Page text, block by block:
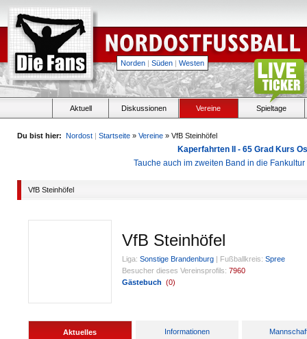
Norden | Süden | Westen
Aktuell Diskussionen Vereine Spieltage
Du bist hier: Nordost | Startseite » Vereine » VfB Steinhöfel
Kaperfahrten II - 65 Grad Kurs
Tauche auch im zweiten Band in die
VfB Steinhöfel
VfB Steinhöfel
Liga: Sonstige Brandenburg | Fußballkreis: Spree
Besucher dieses Vereinsprofils: 7960
Gästebuch (0)
Aktuelles Informationen